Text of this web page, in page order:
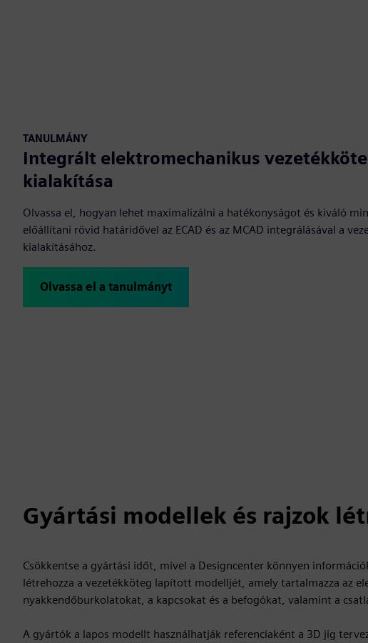
TANULMÁNY
Integrált elektromechanikus
kialakítása
Olvassa el, hogyan lehet maximalizálni a hatékonyságot és kiváló
előállítani rövid határidővel az ECAD és az MCAD integrálásával a
kialakításához.
Olvassa el a tanulmányt
Gyártási modellek és rajzok
Csökkentse a gyártási időt, mivel a Designcenter könnyen
létrehozza a vezetékköteg lapított modelljét, amely tartalmazza az
nyakkendőburkolatokat, a kapcsokat és a befogókat, valamint a
A gyártók a lapos modellt használhatják referenciaként a 3D jig